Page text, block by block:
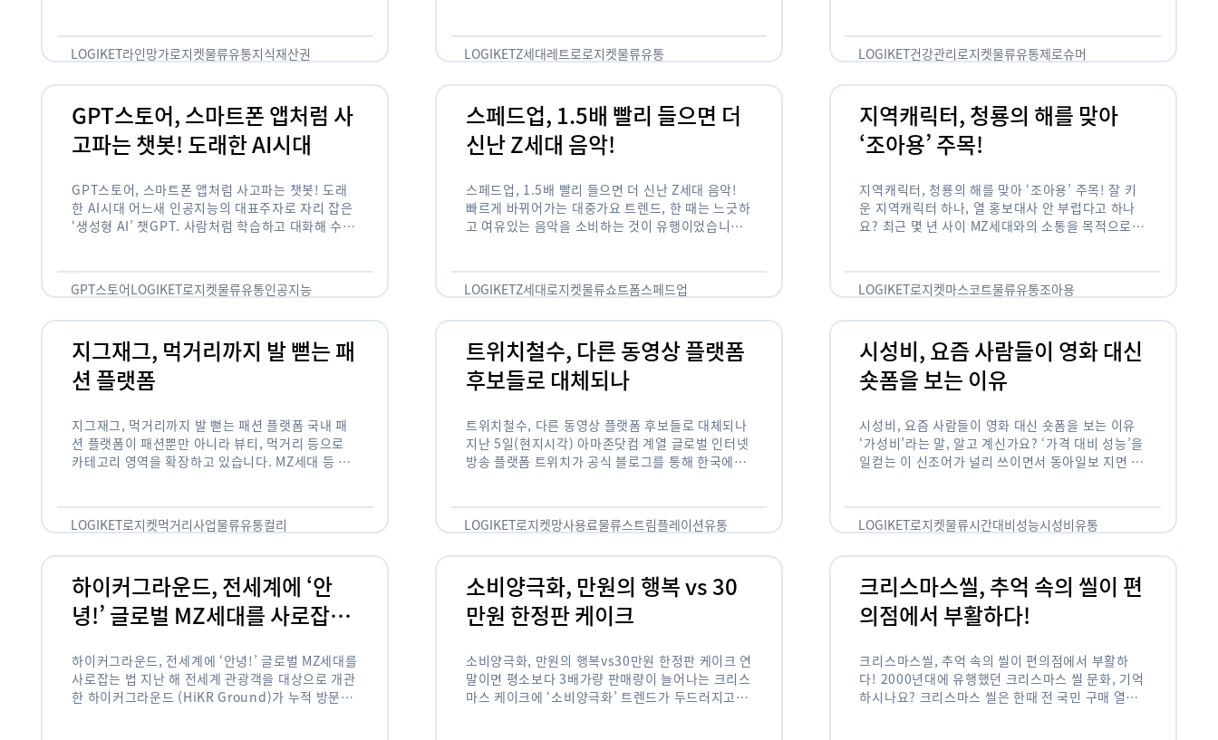
LOGIKET라인망가로지켓물류유통지식재산권
LOGIKETZ세대레트로로지켓물류유통
LOGIKET건강관리로지켓물류유통제로슈머
GPT스토어, 스마트폰 앱처럼 사
고파는 챗봇! 도래한 AI시대
GPT스토어, 스마트폰 앱처럼 사고파는 챗봇! 도래
한 AI시대 어느새 인공지능의 대표주자로 자리 잡은
‘생성형 AI’ 챗GPT. 사람처럼 학습하고 대화해 수많
GPT스토어LOGIKET로지켓물류유통인공지능
스페드업, 1.5배 빨리 들으면 더
신난 Z세대 음악!
스페드업, 1.5배 빨리 들으면 더 신난 Z세대 음악!
빠르게 바뀌어가는 대중가요 트렌드, 한 때는 느긋하
고 여유있는 음악을 소비하는 것이 유행이었습니다.
LOGIKETZ세대로지켓물류쇼트폼스페드업
지역캐릭터, 청룡의 해를 맞아
‘조아용’ 주목!
지역캐릭터, 청룡의 해를 맞아 ‘조아용’ 주목! 잘 키
운 지역캐릭터 하나, 열 홍보대사 안 부럽다고 하나
요? 최근 몇 년 사이 MZ세대와의 소통을 목적으로,
LOGIKET로지켓마스코트물류유통조아용
지그재그, 먹거리까지 발 뻗는 패
션 플랫폼
지그재그, 먹거리까지 발 뻗는 패션 플랫폼 국내 패
션 플랫폼이 패션뿐만 아니라 뷰티, 먹거리 등으로
카테고리 영역을 확장하고 있습니다. MZ세대 등 주
LOGIKET로지켓먹거리사업물류유통컬리
트위치철수, 다른 동영상 플랫폼
후보들로 대체되나
트위치철수, 다른 동영상 플랫폼 후보들로 대체되나
지난 5일(현지시각) 아마존닷컴 계열 글로벌 인터넷
방송 플랫폼 트위치가 공식 블로그를 통해 한국에서
LOGIKET로지켓망사용료물류스트림플레이션유통
시성비, 요즘 사람들이 영화 대신
숏폼을 보는 이유
시성비, 요즘 사람들이 영화 대신 숏폼을 보는 이유
‘가성비’라는 말, 알고 계신가요? ‘가격 대비 성능’을
일컫는 이 신조어가 널리 쓰이면서 동아일보 지면 기
LOGIKET로지켓물류시간대비성능시성비유통
하이커그라운드, 전세계에 ‘안
녕!’ 글로벌 MZ세대를 사로잡는
하이커그라운드, 전세계에 ‘안녕!’ 글로벌 MZ세대를
사로잡는 법 지난 해 전세계 관광객을 대상으로 개관
한 하이커그라운드 (HiKR Ground)가 누적 방문객
소비양극화, 만원의 행복 vs 30
만원 한정판 케이크
소비양극화, 만원의 행복vs30만원 한정판 케이크 연
말이면 평소보다 3배가량 판매량이 늘어나는 크리스
마스 케이크에 ‘소비양극화’ 트렌드가 두드러지고 있
크리스마스씰, 추억 속의 씰이 편
의점에서 부활하다!
크리스마스씰, 추억 속의 씰이 편의점에서 부활하
다! 2000년대에 유행했던 크리스마스 씰 문화, 기억
하시나요? 크리스마스 씰은 한때 전 국민 구매 열풍